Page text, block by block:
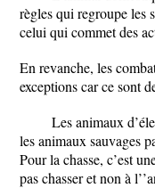
règles qui regroupe les
celui qui commet des
En revanche, les
exceptions car ce sont
Les animaux
les animaux sauvages
Pour la chasse, c’est
pas chasser et non à